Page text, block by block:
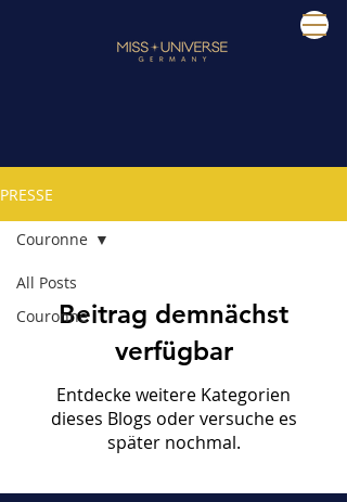
PRESSE
All Posts
Couronne
Couronne
Beitrag demnächst
verfügbar
Entdecke weitere Kategorien
dieses Blogs oder versuche es
später nochmal.